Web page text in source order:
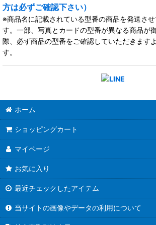
方は必ずご確認下さい）
※商品名に記載されている型番の商品を発送さ
す。一部、写真とカードの型番が異なる商品が
際、必ず商品の型番をご確認していただきます
す。
ホーム
ショッピングカート
マイページ
お気に入り
最近チェックしたアイテム
当サイトの画像やデータの利用について